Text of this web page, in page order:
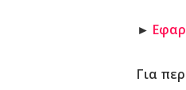
►
Για